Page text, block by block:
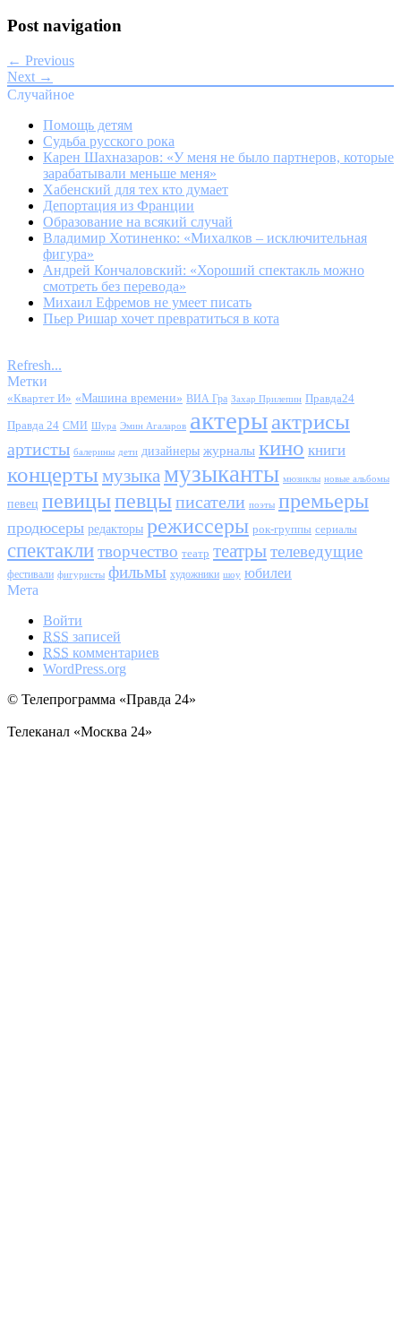
Post navigation
← Previous
Next →
Случайное
Помощь детям
Судьба русского рока
Карен Шахназаров: «У меня не было партнеров, которые
зарабатывали меньше меня»
Хабенский для тех кто думает
Депортация из Франции
Образование на всякий случай
Владимир Хотиненко: «Михалков – исключительная
фигура»
Андрей Кончаловский: «Хороший спектакль можно
смотреть без перевода»
Михаил Ефремов не умеет писать
Пьер Ришар хочет превратиться в кота
Refresh...
Метки
«Квартет И» «Машина времени» ВИА Гра Захар Прилепин Правда24
Правда 24 СМИ Шура Эмин Агаларов актерыактрисы
артисты балерины дети дизайнеры журналы кино книги
концерты музыка музыканты мюзиклы новые альбомы
певец певицыпевцыписатели поэты премьеры
продюсеры редакторы режиссеры рок-группы сериалы
спектаклитворчество театр театрытелеведущие
фестивали фигуристы фильмы художники шоу юбилеи
Мета
Войти
RSS записей
RSS комментариев
WordPress.org
© Телепрограмма «Правда 24»
Телеканал «Москва 24»